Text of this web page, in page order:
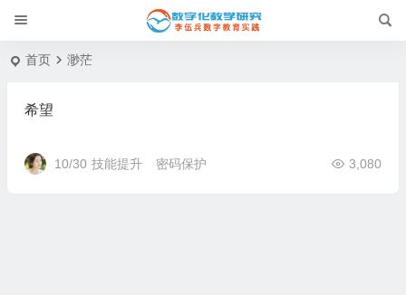
首页 渺茫
希望
10/30 技能提升 3,080
密码保护